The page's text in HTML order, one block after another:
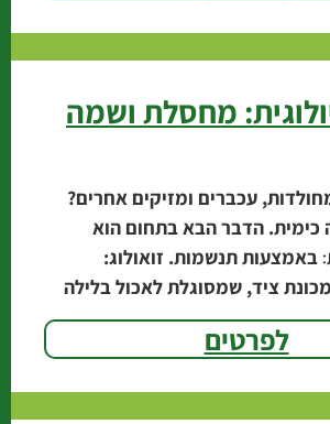
מחסלת ושמה
עכברים ומזיקים אחרים?
הדבר הבא בתחום הוא
באמצעות תנשמות. זואולוג:
ציד, שמסוגלת לאכול בלילה
לפרטים